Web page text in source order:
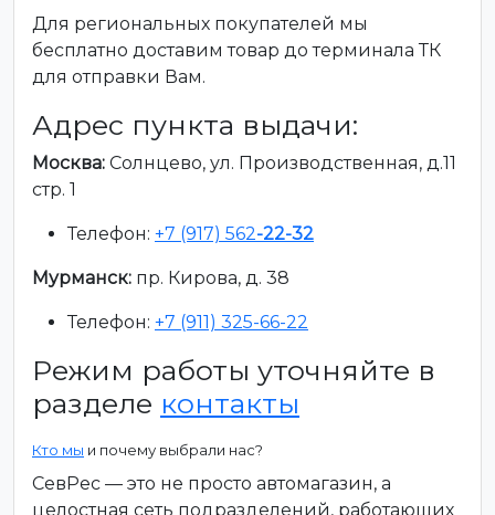
Для региональных покупателей мы
бесплатно доставим товар до терминала ТК
для отправки Вам.
Адрес пункта выдачи:
Москва: Солнцево, ул. Производственная, д.11
стр. 1
Телефон: +7 (917) 562-22-32
Мурманск: пр. Кирова, д. 38
Телефон: +7 (911) 325-66-22
Режим работы уточняйте в
разделе контакты
Кто мы и почему выбрали нас?
СевРес — это не просто автомагазин, а
целостная сеть подразделений, работающих